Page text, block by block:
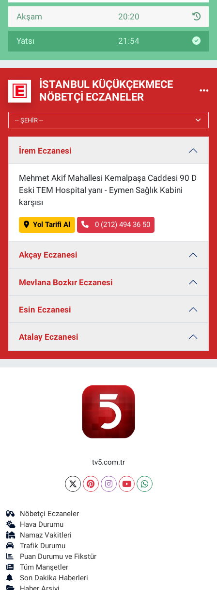
Akşam 20:20
Yatsı 21:54
İSTANBUL KÜÇÜKÇEKMECE
NÖBETÇI ECZANELER
İrem Eczanesi
Mehmet Akif Mahallesi Kemalpaşa Caddesi 90 D
Eski TEM Hospital yanı - Eymen Sağlık Kabini
karşısı
Yol Tarifi Al 0 (212) 494 36 50
Akçay Eczanesi
Mevlana Bozkır Eczanesi
Esin Eczanesi
Atalay Eczanesi
tv5.com.tr
Nöbetçi Eczaneler
Hava Durumu
Namaz Vakitleri
Trafik Durumu
Puan Durumu ve Fikstür
Tüm Manşetler
Son Dakika Haberleri